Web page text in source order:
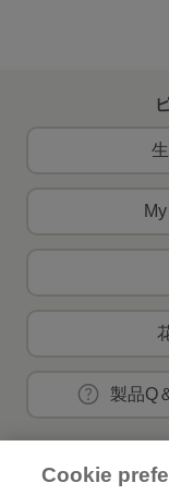
製品Q
Cookie